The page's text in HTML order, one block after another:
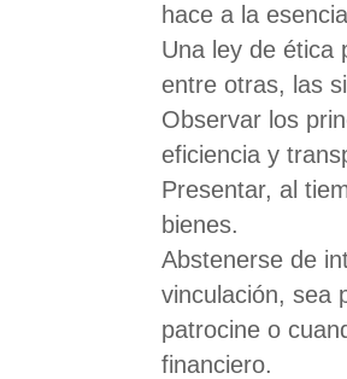
hace a la
Una ley de ética
entre otras, las
Observar los
eficiencia y
Presentar, al
bienes.
Abstenerse de
vinculación, sea
patrocine o
financiero.